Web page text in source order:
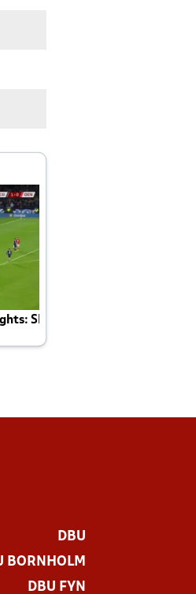
Skotland - Danmark 4-2
DBU
BORNHOLM
DBU FYN